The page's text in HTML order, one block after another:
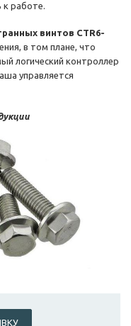
к работе.
винтов CTR6-
в том плане, что
логический контроллер
управляется